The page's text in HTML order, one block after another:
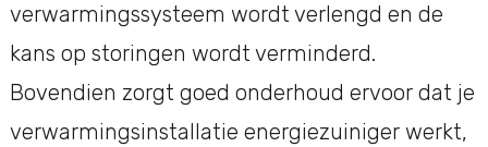
verwarmingssysteem wordt verlengd en de
kans op storingen wordt verminderd.
Bovendien zorgt goed onderhoud ervoor dat je
verwarmingsinstallatie energiezuiniger werkt,